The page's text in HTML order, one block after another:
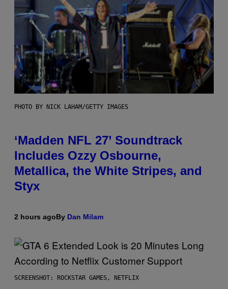
PHOTO BY NICK LAHAM/GETTY IMAGES
‘Madden NFL 27’ Soundtrack
Includes Ozzy Osbourne,
Metallica, the White Stripes, and
Styx
2 hours agoBy Dan Milam
SCREENSHOT: ROCKSTAR GAMES, NETFLIX